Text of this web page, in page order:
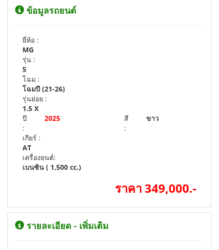
ข้อมูลรถยนต์
ยี่ห้อ :
MG
รุ่น :
5
โฉม :
โฉมปี (21-26)
รุ่นย่อย :
1.5 X
ปี
:
2025
สี
:
ขาว
เกียร์ :
AT
เครื่องยนต์:
เบนซิน ( 1,500 cc.)
ราคา 349,000.-
รายละเอียด - เพิ่มเติม